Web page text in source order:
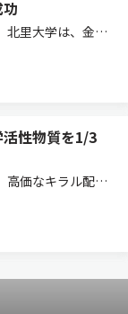
北里大学は、金錯
パラフェニレン
ュースリリー
性物質を1/3
高価なキラル配位
開発に成功した
媒は、非金属光